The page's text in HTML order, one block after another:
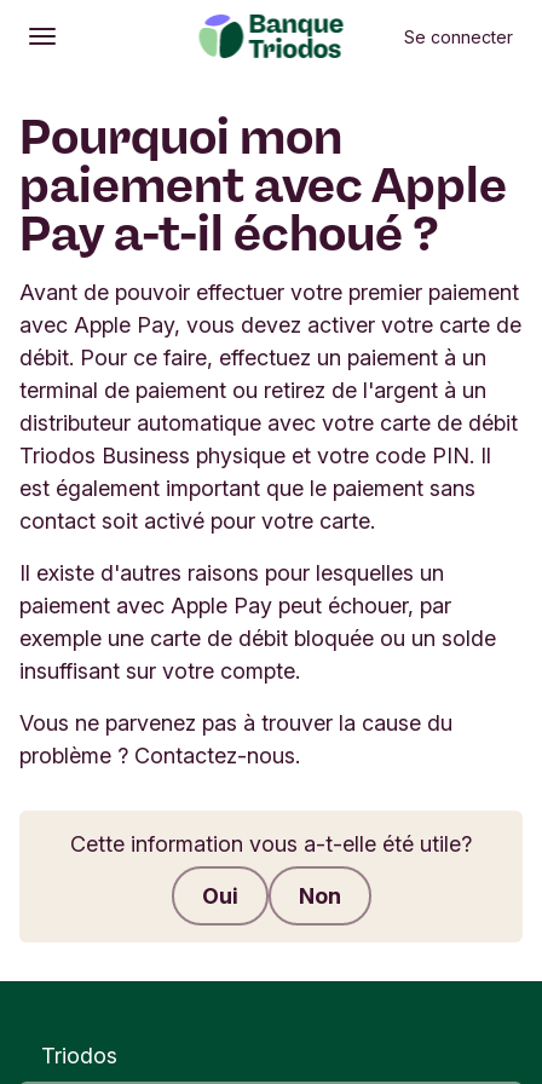
Ouvrir
Menu principal Se connecter
Pourquoi mon
paiement avec Apple
Pay a-t-il échoué ?
Avant de pouvoir effectuer votre premier paiement
avec Apple Pay, vous devez activer votre carte de
débit. Pour ce faire, effectuez un paiement à un
terminal de paiement ou retirez de l'argent à un
distributeur automatique avec votre carte de débit
Triodos Business physique et votre code PIN. Il
est également important que le paiement sans
contact soit activé pour votre carte.
Il existe d'autres raisons pour lesquelles un
paiement avec Apple Pay peut échouer, par
exemple une carte de débit bloquée ou un solde
insuffisant sur votre compte.
Vous ne parvenez pas à trouver la cause du
problème ? Contactez-nous.
Cette information vous a-t-elle été utile?
Oui Non
Triodos